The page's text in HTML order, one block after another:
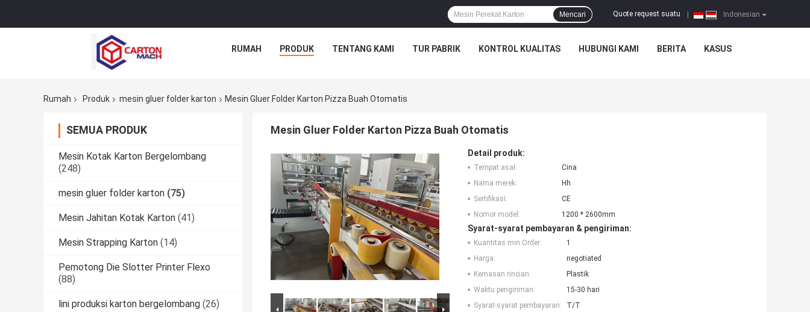
Indonesian
Quote request suatu
Mencari
RUMAH PRODUK TENTANG KAMI TUR PABRIK KONTROL KUALITAS HUBUNGI KAMI BERITA KASUS
Rumah Produk mesin gluer folder karton Mesin Gluer Folder Karton Pizza Buah Otomatis
SEMUA PRODUK
Mesin Kotak Karton Bergelombang
(248)
mesin gluer folder karton (75)
Mesin Jahitan Kotak Karton (41)
Mesin Strapping Karton (14)
Pemotong Die Slotter Printer Flexo
(88)
lini produksi karton bergelombang (26)
Mesin Gluer Folder Karton Pizza Buah Otomatis
Detail produk:
Tempat asal:
Cina
Nama merek:
Hh
Sertifikasi:
CE
Nomor model:
1200 * 2600mm
Syarat-syarat pembayaran & pengiriman:
Kuantitas min Order:
1
Harga:
negotiated
Kemasan rincian:
Plastik
Waktu pengiriman:
15-30 hari
Syarat-syarat pembayaran:
T/T